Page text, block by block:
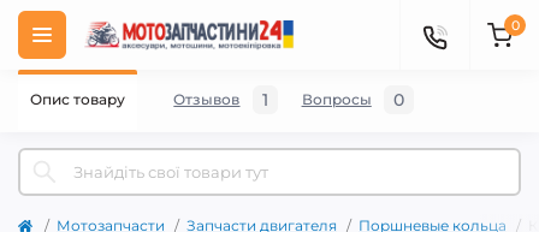
0
Мотозапчасти Запчасти двигателя Поршневые кольца
Опис товару Отзывов 1 Вопросы 0